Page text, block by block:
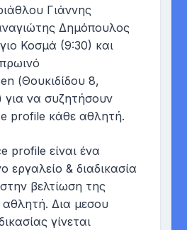
Γιάννης
Δημόπουλος
Κοσμά (9:30) και
(Θουκιδίδου 8,
να συζητήσουν
profile κάθε αθλητή.
profile είναι ένα
εργαλείο & διαδικασία
βελτίωση της
Δια μεσου
γίνεται